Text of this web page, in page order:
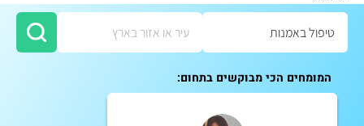
המומחים הכי מבוקשים בתחום: